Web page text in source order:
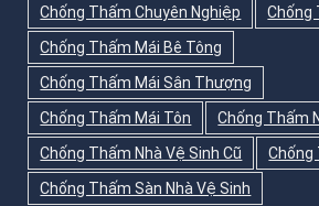
Chống Thấm Chuyên Nghiệp
Chống
Chống Thấm Mái Bê Tông
Chống Thấm Mái Sân Thượng
Chống Thấm Mái Tôn
Chống Thấm
Chống Thấm Nhà Vệ Sinh Cũ
Chống
Chống Thấm Sàn Nhà Vệ Sinh